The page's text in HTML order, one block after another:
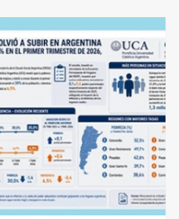
lunes
5: falleció un
combustibles en
YPF hasta Axion